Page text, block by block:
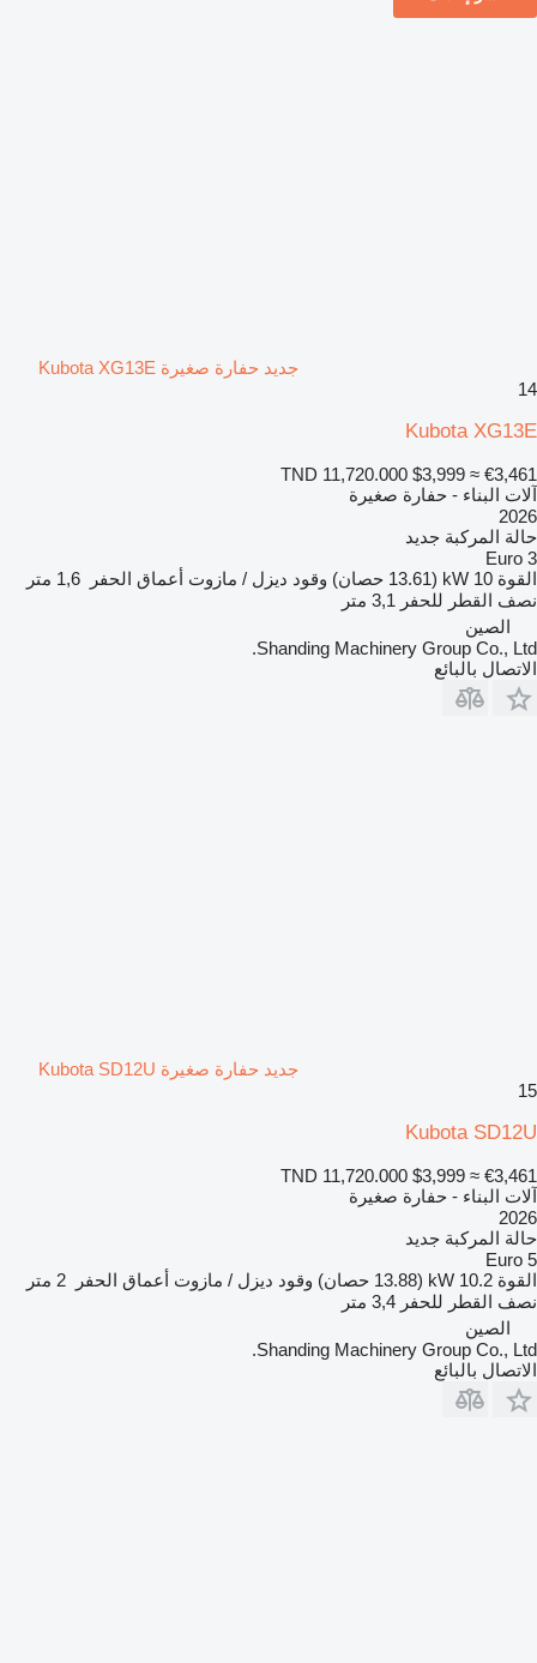
جديد حفارة صغيرة Kubota XG13E
14
Kubota XG13E
TND 11,720.000 $3,999 ≈ €3,461
آلات البناء - حفارة صغيرة
2026
حالة المركبة جديد
Euro 3
القوة 10 kW (13.61 حصان) وقود ديزل / مازوت أعماق الحفر
1,6 متر
نصف القطر للحفر 3,1 متر
الصين
Shanding Machinery Group Co., Ltd.
الاتصال بالبائع
جديد حفارة صغيرة Kubota SD12U
15
Kubota SD12U
TND 11,720.000 $3,999 ≈ €3,461
آلات البناء - حفارة صغيرة
2026
حالة المركبة جديد
Euro 5
القوة 10.2 kW (13.88 حصان) وقود ديزل / مازوت أعماق الحفر
2 متر
نصف القطر للحفر 3,4 متر
الصين
Shanding Machinery Group Co., Ltd.
الاتصال بالبائع